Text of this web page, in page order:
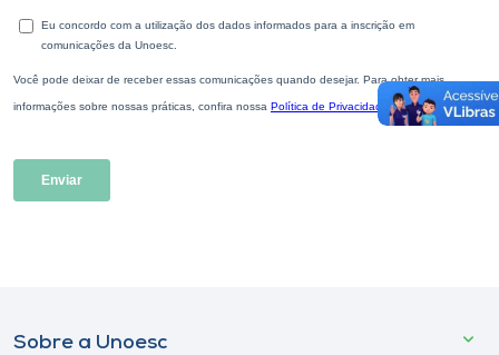
Sobre a Unoesc